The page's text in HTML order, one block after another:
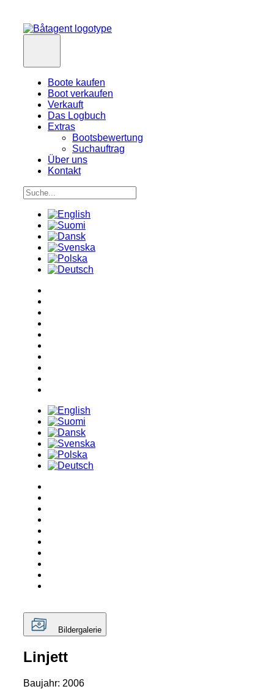
Boote kaufen
Boot verkaufen
Verkauft
Das Logbuch
Extras
Bootsbewertung
Suchauftrag
Über uns
Kontakt
Bildergalerie
Linjett
Baujahr: 2006